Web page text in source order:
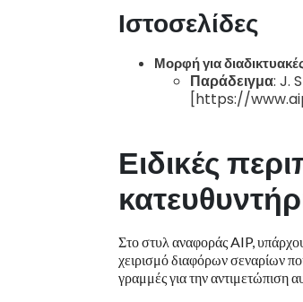
Ιστοσελίδες
Μορφή για
Παράδειγμα: J.
[https://
Ειδικές
Στο στυλ αναφοράς AIP,
χειρισμό διαφόρων σεναρίων
γραμμές για την αντιμετώπιση